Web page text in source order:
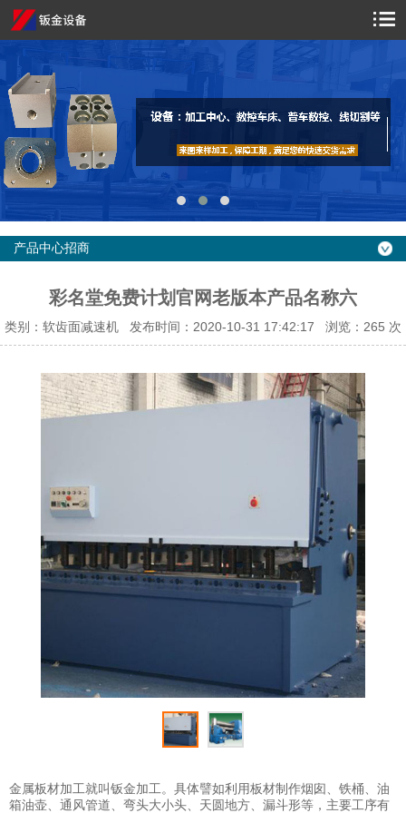
产品中心招商
彩名堂免费计划官网老版本产品名称六
类别：软齿面减速机 发布时间：2020-10-31 17:42:17 浏览： 265 次
金属板材加工就叫钣金加工。具体譬如利用板材制作烟囱、铁桶、油
箱油壶、通风管道、弯头大小头、天圆地方、漏斗形等，主要工序有